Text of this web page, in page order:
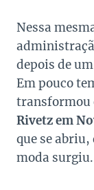
Nessa
depois de
Em pouco
transformou
Rivetz em
que se abriu,
moda surgiu.